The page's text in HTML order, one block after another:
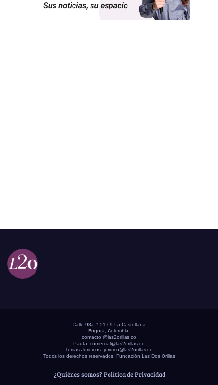
Calle 98a # 51-69 La Castellana
Bogotá, Colombia.
contacto @las2orillas.co
Pauta: comercial@las2orillas.co
Temas Juridicos: juridico@las2orillas.co
Todos los derechos reservados. Fundación Las Dos Orillas
¿Quiénes somos? Política de Privacidad